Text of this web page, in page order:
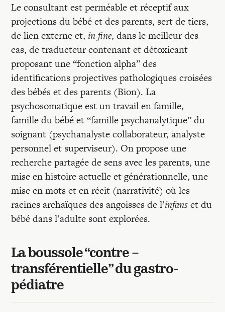
Le consultant est perméable et réceptif aux
projections du bébé et des parents, sert de tiers,
de lien externe et,in fine, dans le meilleur des
cas, de traducteur contenant et détoxicant
proposant une “fonction alpha” des
identifications projectives pathologiques croisées
des bébés et des parents (Bion). La
psychosomatique est un travail en famille,
famille du bébé et “famille psychanalytique” du
soignant (psychanalyste collaborateur, analyste
personnel et superviseur). On propose une
recherche partagée de sens avec les parents, une
mise en histoire actuelle et générationnelle, une
mise en mots et en récit (narrativité) où les
racines archaïques des angoisses de l’infanset du
bébé dans l’adulte sont explorées.
La boussole “contre –
transférentielle” du gastro-
pédiatre